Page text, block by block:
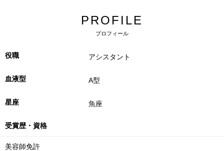
PROFILE
プロフィール
役職 アシスタント
血液型 A型
星座 魚座
受賞歴・資格
美容師免許